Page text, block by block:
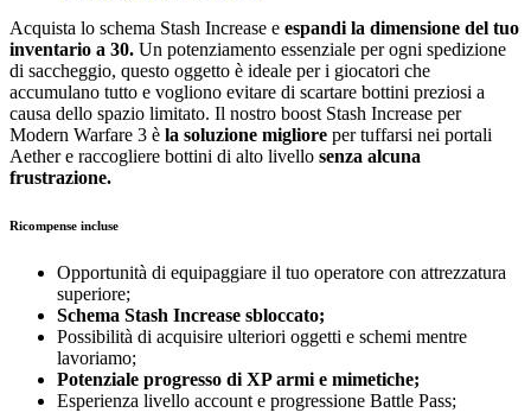
Acquista lo schema Stash Increase e espandi la dimensione del tuo
inventario a 30. Un potenziamento essenziale per ogni spedizione
di saccheggio, questo oggetto è ideale per i giocatori che
accumulano tutto e vogliono evitare di scartare bottini preziosi a
causa dello spazio limitato. Il nostro boost Stash Increase per
Modern Warfare 3 è la soluzione migliore per tuffarsi nei portali
Aether e raccogliere bottini di alto livello senza alcuna
frustrazione.
Ricompense incluse
Opportunità di equipaggiare il tuo operatore con attrezzatura
superiore;
Schema Stash Increase sbloccato;
Possibilità di acquisire ulteriori oggetti e schemi mentre
lavoriamo;
Potenziale progresso di XP armi e mimetiche;
Esperienza livello account e progressione Battle Pass;